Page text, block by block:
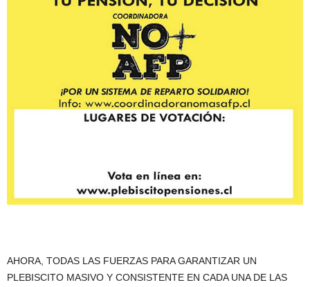
AHORA, TODAS LAS FUERZAS PARA GARANTIZAR UN
PLEBISCITO MASIVO Y CONSISTENTE EN CADA UNA DE LAS